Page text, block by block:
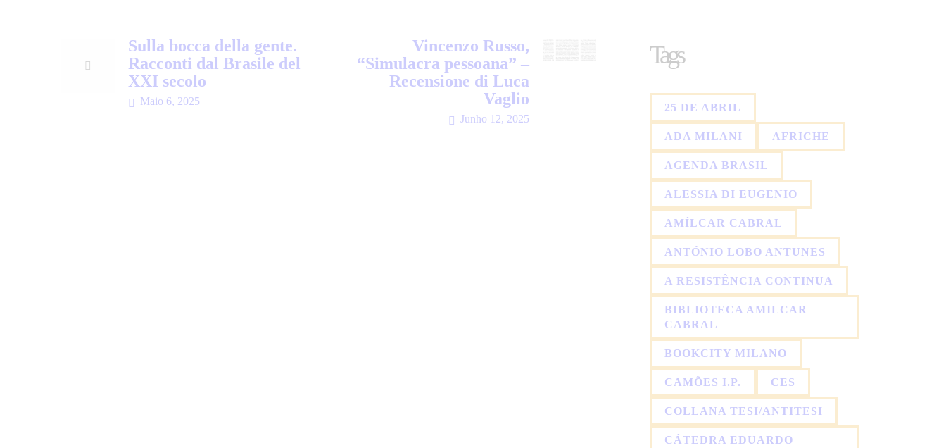
Sulla bocca della gente.
Racconti dal Brasile del
XXI secolo
Maio 6, 2025
Vincenzo Russo,
“Simulacra pessoana” –
Recensione di Luca
Vaglio
Junho 12, 2025
Tags
25 DE ABRIL
ADA MILANI AFRICHE
AGENDA BRASIL
ALESSIA DI EUGENIO
AMÍLCAR CABRAL
ANTÓNIO LOBO ANTUNES
A RESISTÊNCIA CONTINUA
BIBLIOTECA AMILCAR
CABRAL
BOOKCITY MILANO
CAMÕES I.P. CES
COLLANA TESI/ANTITESI
CÁTEDRA EDUARDO